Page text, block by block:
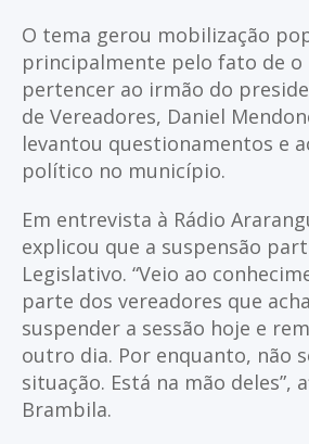
O tema gerou mobilização
principalmente pelo fato de o
pertencer ao irmão do
de Vereadores, Daniel
levantou questionamentos e
político no município.
Em entrevista à Rádio
explicou que a suspensão
Legislativo. “Veio ao
parte dos vereadores que
suspender a sessão hoje e
outro dia. Por enquanto, não
situação. Está na mão deles”,
Brambila.